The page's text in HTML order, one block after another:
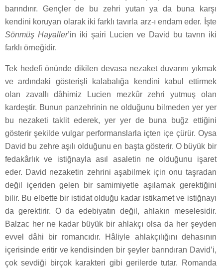
barındırır. Gençler de bu zehri yutan ya da buna karşı
kendini koruyan olarak iki farklı tavırla arz-ı endam eder. İşte
Sönmüş Hayaller’in iki şairi Lucien ve David bu tavrın iki
farklı örneğidir.
Tek hedefi önünde dikilen devasa nezaket duvarını yıkmak
ve ardındaki gösterişli kalabalığa kendini kabul ettirmek
olan zavallı dâhimiz Lucien mezkûr zehri yutmuş olan
kardeştir. Bunun panzehrinin ne olduğunu bilmeden yer yer
bu nezaketi taklit ederek, yer yer de buna buğz ettiğini
gösterir şekilde vulgar performanslarla içten içe çürür. Oysa
David bu zehre aşılı olduğunu en başta gösterir. O büyük bir
fedakârlık ve istiğnayla asıl asaletin ne olduğunu işaret
eder. David nezaketin zehrini aşabilmek için onu taşradan
değil içeriden gelen bir samimiyetle aşılamak gerektiğini
bilir. Bu elbette bir istidat olduğu kadar istikamet ve istiğnayı
da gerektirir. O da edebiyatın değil, ahlakın meselesidir.
Balzac her ne kadar büyük bir ahlakçı olsa da her şeyden
evvel dâhi bir romancıdır. Hâliyle ahlakçılığını dehasının
içerisinde eritir ve kendisinden bir şeyler barındıran David’i,
çok sevdiği birçok karakteri gibi gerilerde tutar. Romanda